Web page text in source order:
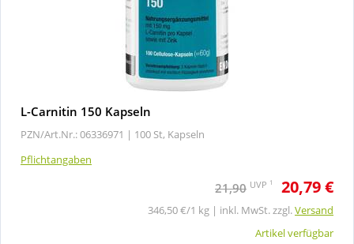
L-Carnitin 150 Kapseln
PZN/Art.Nr.: 06336971 | 100 St, Kapseln
Pflichtangaben
21,90 UVP 1 20,79 €
346,50 €/1 kg | inkl. MwSt. zzgl.Versand
Artikel verfügbar